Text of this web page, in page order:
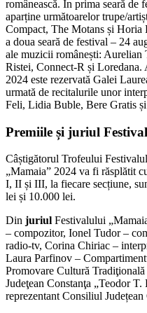
românească. În prima seară de
aparține următoarelor trupe/
Compact, The Motans și
a doua seară de festival – 24
ale muzicii românești: Aurelian
Ristei, Connect-R și Loredana.
2024 este rezervată Galei
urmată de recitalurile unor
Feli, Lidia Buble, Bere Gratis și
Premiile și juriul
Câștigătorul Trofeului
„Mamaia” 2024 va fi răsplătit
I, II și III, la fiecare secțiune,
lei și 10.000 lei.
Din juriul Festivalului
– compozitor, Ionel Tudor –
radio-tv, Corina Chiriac –
Laura Parfinov –
Promovare Cultură
Judeţean Constanţa „Teodor
reprezentant Consiliul Județean